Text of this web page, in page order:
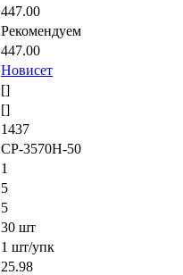
447.00
Рекомендуем
447.00
Новисет
[]
[]
1437
СР-3570Н-50
1
5
5
30 шт
1 шт/упк
25.98